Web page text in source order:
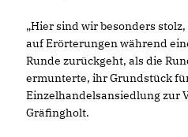
Hier sind wir besonders
auf Erörterungen während
Runde zurückgeht, als die
ermunterte, ihr Grundstück
Einzelhandelsansiedlung zur
Gräfingholt.